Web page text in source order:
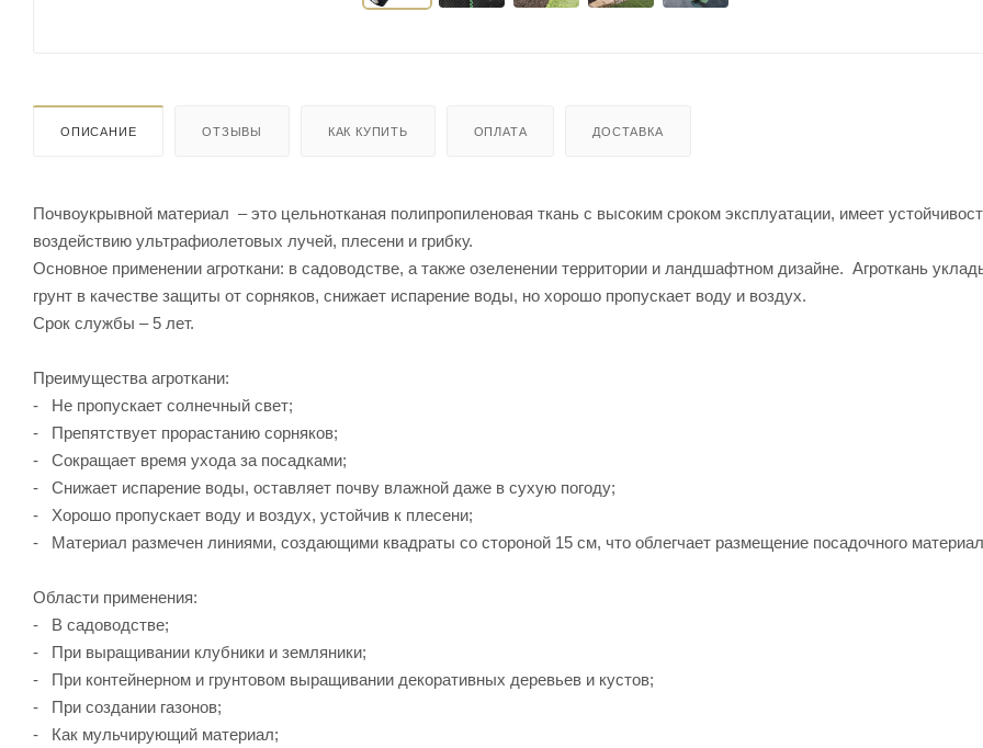
ОПИСАНИЕ ОТЗЫВЫ КАК КУПИТЬ ОПЛАТА ДОСТАВКА
Почвоукрывной материал – это цельнотканая полипропиленовая ткань с высоким сроком эксплуатации, имеет
воздействию ультрафиолетовых лучей, плесени и грибку.
Основное применении агроткани: в садоводстве, а также озеленении территории и ландшафтном дизайне. Агроткань
грунт в качестве защиты от сорняков, снижает испарение воды, но хорошо пропускает воду и воздух.
Срок службы – 5 лет.
Преимущества агроткани:
- Не пропускает солнечный свет;
- Препятствует прорастанию сорняков;
- Сокращает время ухода за посадками;
- Снижает испарение воды, оставляет почву влажной даже в сухую погоду;
- Хорошо пропускает воду и воздух, устойчив к плесени;
- Материал размечен линиями, создающими квадраты со стороной 15 см, что облегчает размещение посадочного
Области применения:
- В садоводстве;
- При выращивании клубники и земляники;
- При контейнерном и грунтовом выращивании декоративных деревьев и кустов;
- При создании газонов;
- Как мульчирующий материал;